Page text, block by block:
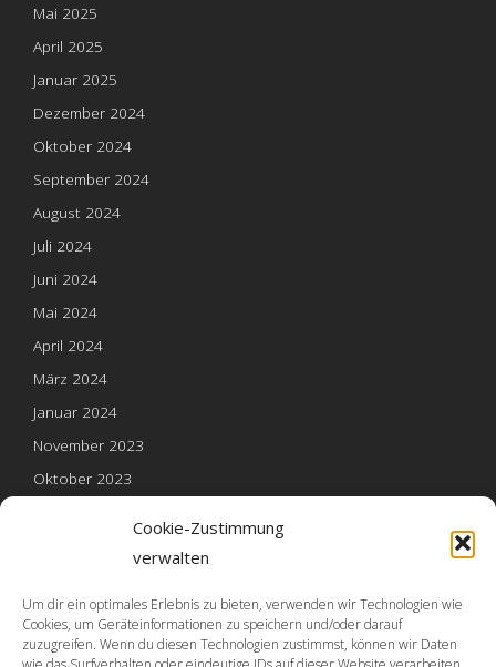
Cookie-Zustimmung
verwalten
Um dir ein optimales Erlebnis zu bieten, verwenden wir Technologien wie
Cookies, um Geräteinformationen zu speichern und/oder darauf
zuzugreifen. Wenn du diesen Technologien zustimmst, können wir Daten
Mai 2025
April 2025
Januar 2025
Dezember 2024
Oktober 2024
September 2024
August 2024
Juli 2024
Juni 2024
Mai 2024
April 2024
März 2024
Januar 2024
November 2023
Oktober 2023
Die Welsh Ponys